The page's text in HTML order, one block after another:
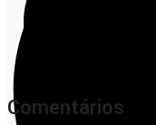
Comentários